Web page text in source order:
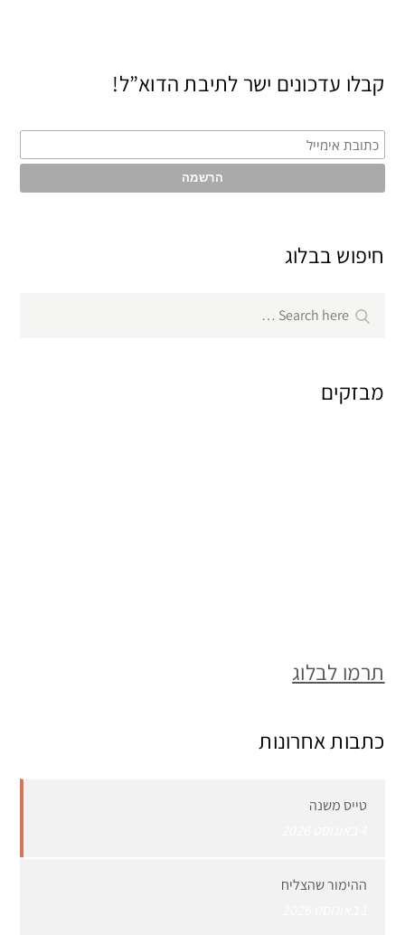
קבלו עדכונים ישר לתיבת הדוא”ל!
חיפוש בבלוג
for:
Search
מבזקים
תרמו לבלוג
כתבות אחרונות
טייס משנה
ההימור שהצליח